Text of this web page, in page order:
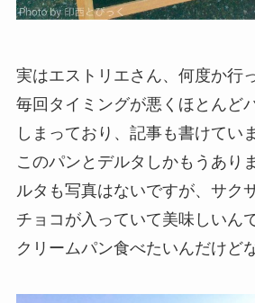
実はエストリエさん、何度か行
毎回タイミングが悪くほとんど
しまっており、記事も書けてい
このパンとデルタしかもうあり
ルタも写真はないですが、サク
チョコが入っていて美味しいん
クリームパン食べたいんだけど